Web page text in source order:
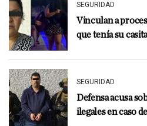
SEGURIDAD
Vinculan a
que tenía su
SEGURIDAD
Defensa acusa
ilegales en caso